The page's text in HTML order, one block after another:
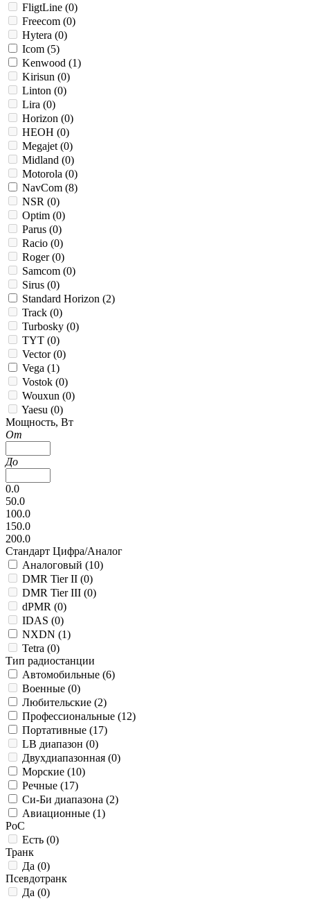
FligtLine (0)
Freecom (0)
Hytera (0)
Icom (5)
Kenwood (1)
Kirisun (0)
Linton (0)
Lira (0)
Horizon (0)
НЕОН (0)
Megajet (0)
Midland (0)
Motorola (0)
NavCom (8)
NSR (0)
Optim (0)
Parus (0)
Raciо (0)
Roger (0)
Samcom (0)
Sirus (0)
Standard Horizon (2)
Track (0)
Turbosky (0)
TYT (0)
Vector (0)
Vega (1)
Vostok (0)
Wouxun (0)
Yaesu (0)
Мощность, Вт
От
До
0.0
50.0
100.0
150.0
200.0
Стандарт Цифра/Аналог
Аналоговый (10)
DMR Tier II (0)
DMR Tier III (0)
dPMR (0)
IDAS (0)
NXDN (1)
Tetra (0)
Тип радиостанции
Автомобильные (6)
Военные (0)
Любительские (2)
Профессиональные (12)
Портативные (17)
LB диапазон (0)
Двухдиапазонная (0)
Морские (10)
Речные (17)
Си-Би диапазона (2)
Авиационные (1)
РоС
Есть (0)
Транк
Да (0)
Псевдотранк
Да (0)